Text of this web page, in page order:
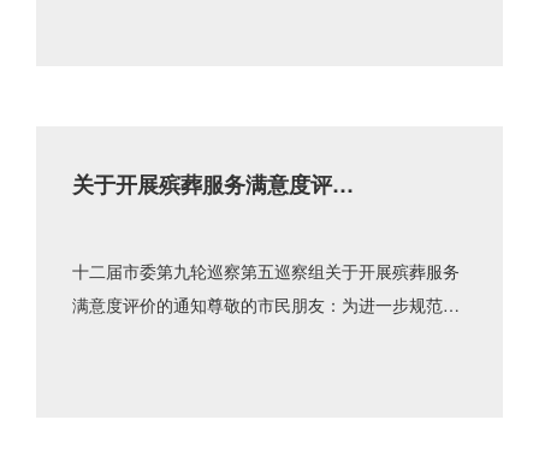
关于开展殡葬服务满意度评价
十二届市委第九轮巡察第五巡察组关于开展殡葬服务
满意度评价的通知尊敬的市民朋友：为进一步规范殡